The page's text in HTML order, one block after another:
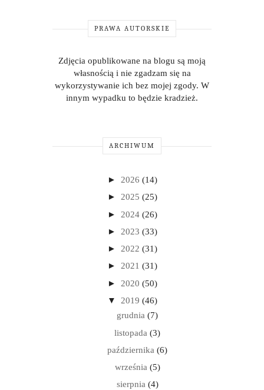
PRAWA AUTORSKIE
Zdjęcia opublikowane na blogu są moją
własnością i nie zgadzam się na
wykorzystywanie ich bez mojej zgody. W
innym wypadku to będzie kradzież.
ARCHIWUM
► 2026 (14)
► 2025 (25)
► 2024 (26)
► 2023 (33)
► 2022 (31)
► 2021 (31)
► 2020 (50)
▼ 2019 (46)
grudnia (7)
listopada (3)
października (6)
września (5)
sierpnia (4)